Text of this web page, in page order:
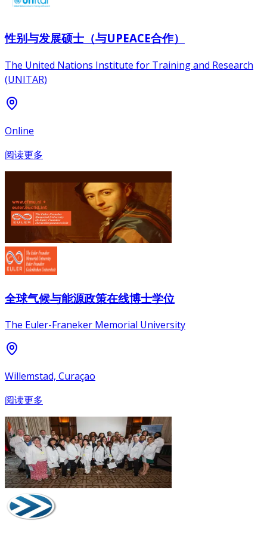
性别与发展硕士（与UPEACE合作）
The United Nations Institute for Training and Research
(UNITAR)
Online
阅读更多
全球气候与能源政策在线博士学位
The Euler-Franeker Memorial University
Willemstad, Curaçao
阅读更多